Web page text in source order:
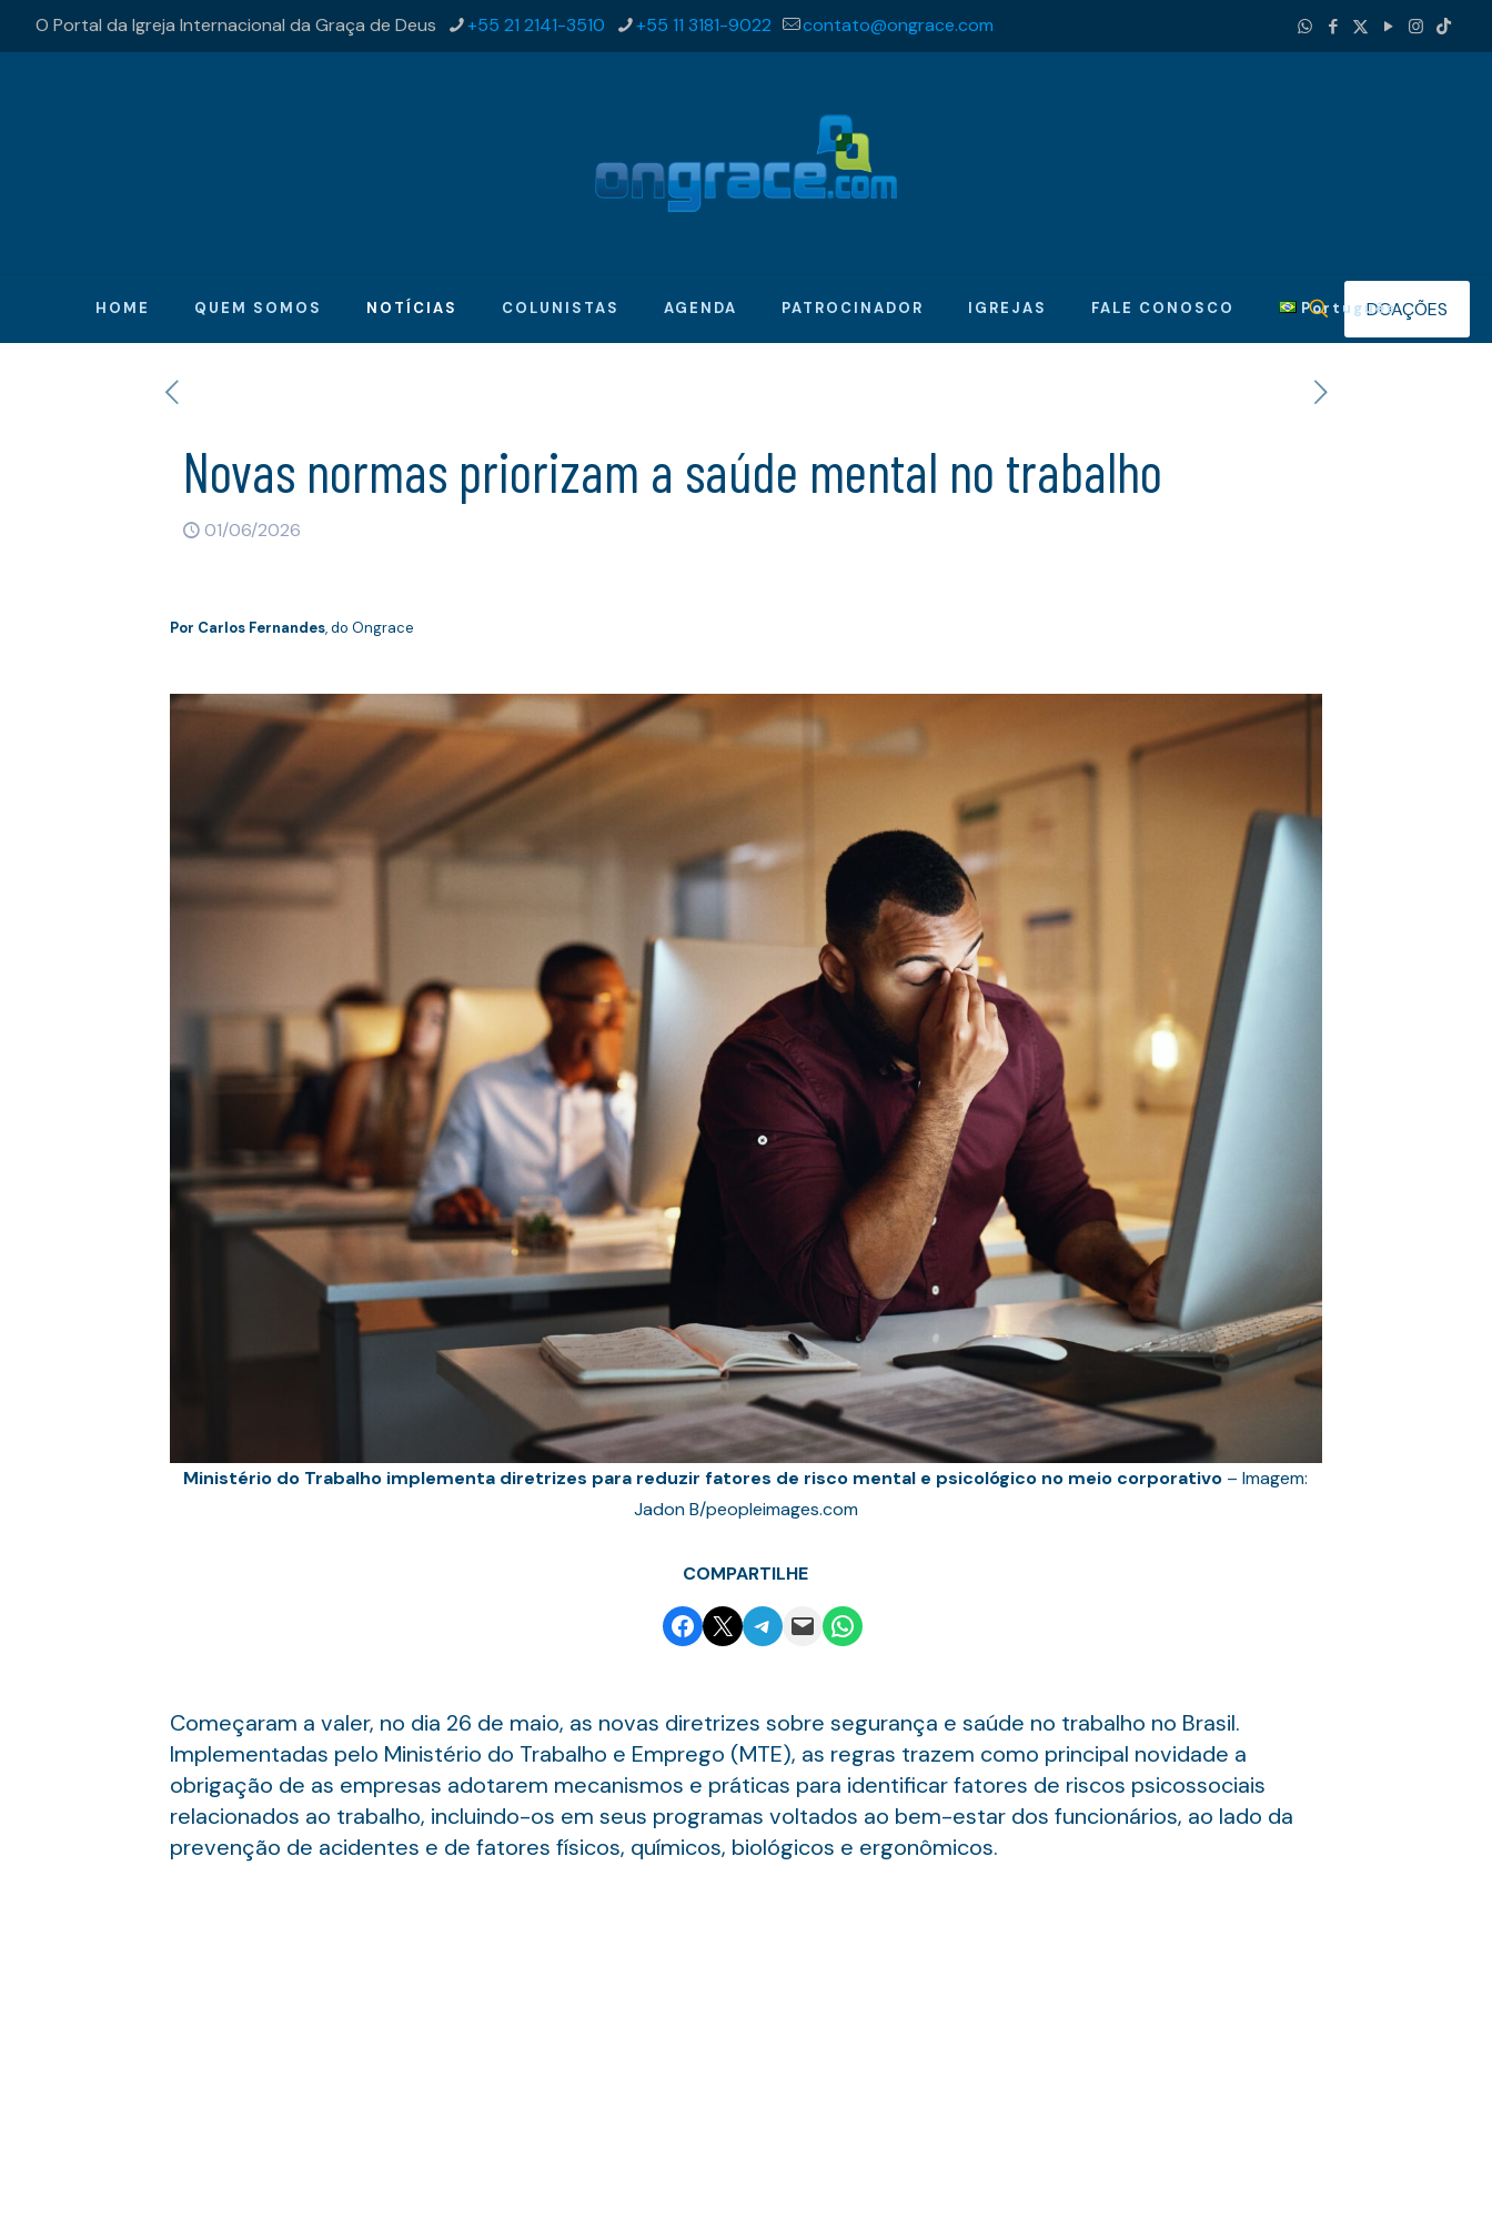
O Portal da Igreja Internacional da Graça de Deus +55 21 2141-3510 +55 11 3181-9022 contato@ongrace.com
HOME QUEM SOMOS NOTÍCIAS COLUNISTAS AGENDA PATROCINADOR IGREJAS FALE CONOSCO PortuguêsDOAÇÕES
Novas normas priorizam a saúde mental no trabalho
01/06/2026
Por Carlos Fernandes, do Ongrace
Ministério do Trabalho implementa diretrizes para reduzir fatores de risco mental e psicológico no meio corporativo – Imagem:
Jadon B/peopleimages.com
COMPARTILHE
Share on Facebook
Email this PageShare on Telegram
Email this PageShare on WhatsApp
Começaram a valer, no dia 26 de maio, as novas diretrizes sobre segurança e saúde no trabalho no Brasil.
Implementadas pelo Ministério do Trabalho e Emprego (MTE), as regras trazem como principal novidade a
obrigação de as empresas adotarem mecanismos e práticas para identificar fatores de riscos psicossociais
relacionados ao trabalho, incluindo-os em seus programas voltados ao bem-estar dos funcionários, ao lado da
prevenção de acidentes e de fatores físicos, químicos, biológicos e ergonômicos.